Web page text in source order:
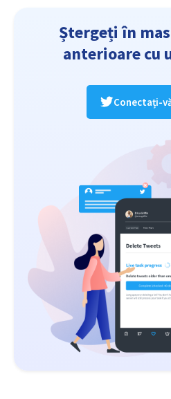
Ștergeți în
anterioare cu
Conectați-